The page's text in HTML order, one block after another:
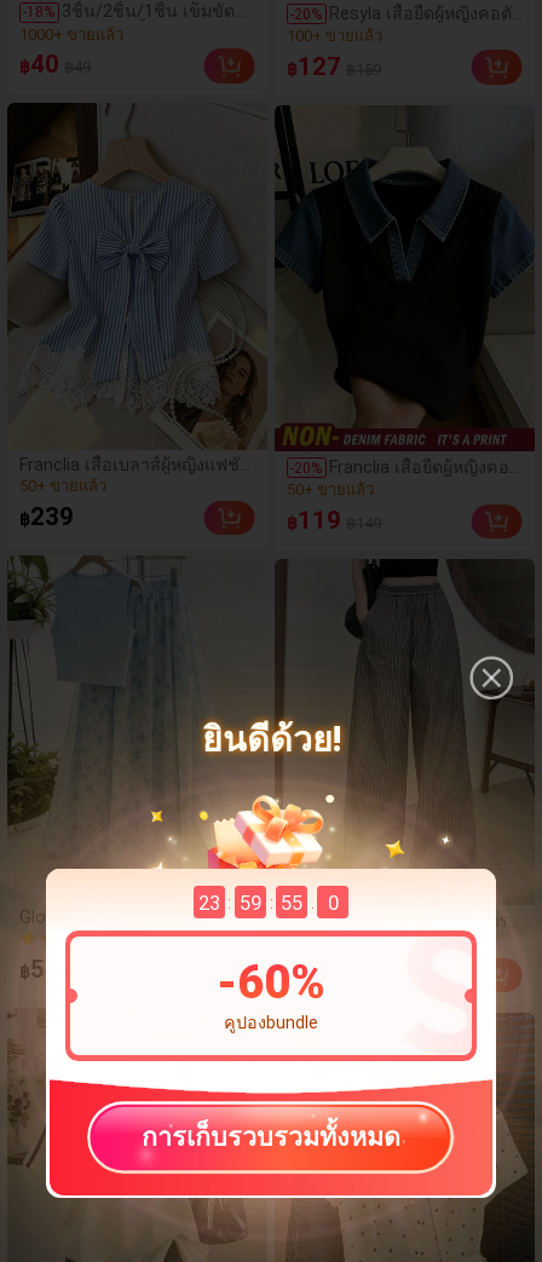
ยินดีด้วย!
23 : 59 : 54 5
-60%
คูปองbundle
การเก็บรวบรวมทั้งหมด
-18% 3ชิ้น/2ชิ้น/1ชิ้น เข็มขัด
หนัง PU สีพื้น ลำลอง
ดีไซน์มินิมอล เหมาะ
สำหรับผู้หญิงในฤดูร้อน
ฤดูใบไม้ร่วง วิทยาเขต
ปลายฤดูใบไม้ร่วง
ฮาโลวีน & คริสต์มาส
ความหรูหราที่เงียบสงบ
(1000+)
1000+ ขายแล้ว
1000+ ขายแล้ว
฿40
Franclia เสื้อเบลาส์ผู้หญิงแฟชั่น
คอกลม ลายทาง แต่งลูกไม้ต่อ
ผ้า แขนสั้น
(7)
50+ ขายแล้ว
50+ ขายแล้ว
฿239
GlowEve ชุดเสื้อกล้ามสีพื้น
สไตล์ลำลองหรูหรา & กระโปรง
ลายดอกไม้เล็กๆ
(500+)
฿539
-20% Resyla เสื้อยืดผู้หญิงคอตัด
สี, หลากสี, ลายพิมพ์แมว
น่ารัก, เสื้อสำหรับออกไป
เที่ยวฤดูร้อน, ดีไซน์
พรีเมียม, ลำลอง
ประจำวัน, กลางแจ้ง, ช้อป
ปิ้ง, การเดินทาง เสื้อผ้า
กลางแจ้ง
(1000+)
100+ ขายแล้ว
100+ ขายแล้ว
฿127
-20% Franclia เสื้อยืดผู้หญิงคอ
โปโลคอวีแขนสั้นทรงเข้า
รูปต่อผ้าเดนิมเทียม สีดำ
สไตล์ลำลองพื้นฐาน
(100+)
50+ ขายแล้ว
50+ ขายแล้ว
฿119
-13 % DAZY กางเกงขายาว ทรง
กระบอก เอวยางยืด ลาย
200+ ขายแล้ว
฿330